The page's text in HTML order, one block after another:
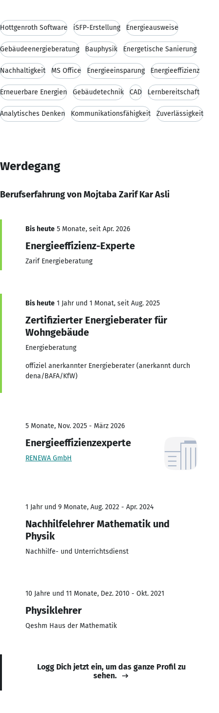
Hottgenroth Software iSFP-Erstellung Energieausweise
Gebäudeenergieberatung Bauphysik Energetische Sanierung
Nachhaltigkeit MS Office Energieeinsparung Energieeffizienz
Erneuerbare Energien Gebäudetechnik CAD Lernbereitschaft
Analytisches Denken Kommunikationsfähigkeit Zuverlässigkeit
Werdegang
Berufserfahrung von Mojtaba Zarif Kar Asli
Bis heute 5 Monate, seit Apr. 2026
Energieeffizienz-Experte
Zarif Energieberatung
Bis heute 1 Jahr und 1 Monat, seit Aug. 2025
Zertifizierter Energieberater für
Wohngebäude
Energieberatung
offiziel anerkannter Energieberater (anerkannt durch
dena/BAFA/KfW)
5 Monate, Nov. 2025 - März 2026
Energieeffizienzexperte
RENEWA GmbH
1 Jahr und 9 Monate, Aug. 2022 - Apr. 2024
Nachhilfelehrer Mathematik und
Physik
Nachhilfe- und Unterrichtsdienst
10 Jahre und 11 Monate, Dez. 2010 - Okt. 2021
Physiklehrer
Qeshm Haus der Mathematik
Logg Dich jetzt ein, um das ganze Profil zu
sehen.